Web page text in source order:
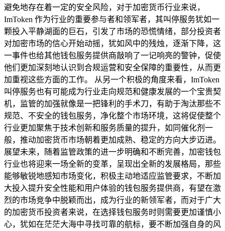
避免地存在着一定的安全风险，对于加密货币行业来说，
ImToken 作为行业的重要参与者和领军者，其叫停服务犹如一
颗投入平静湖面的巨石，引发了市场的恐慌情绪，部分投资者
对加密市场的信心开始动摇，犹如风中的残烛，逐渐下降，这
一事件也给其他钱包服务提供商敲响了一记响亮的警钟，促使
他们更加深刻地认识到合规运营和安全保障的重要性，从而更
加重视这些方面的工作。 从另一个积极的角度来看，ImToken
叫停服务也有可能成为行业走向规范和健康发展的一个宝贵契
机，监管的加强就像是一把锋利的手术刀，有助于淘汰那些不
规范、不安全的钱包服务，净化整个市场环境，这将促使整个
行业更加聚焦于技术创新和服务质量的提升，如同催化剂一
般，推动加密货币市场朝着更加成熟、稳定的方向大步迈进。
展望未来，随着监管政策的进一步明确和不断完善，加密钱包
行业也将迎来一场全新的变革，呈现出全新的发展格局，那些
能够敏锐地感知市场变化，积极主动地适应监管要求，不断加
大投入提升安全性能和用户体验的钱包服务提供商，有望在激
烈的市场竞争中脱颖而出，成为行业的新领军者，而对于广大
的加密货币投资者来说，在选择钱包服务时则需要更加谨慎小
心，犹如在茫茫大海中寻找可靠的航标，要不断加强自身的风